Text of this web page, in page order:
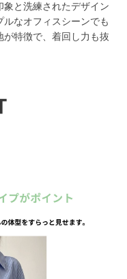
と洗練されたデザイン
なオフィスシーンでも
特徴で、着回し力も抜